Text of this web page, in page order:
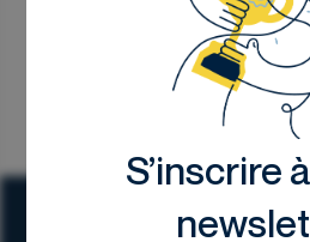
S’inscrire